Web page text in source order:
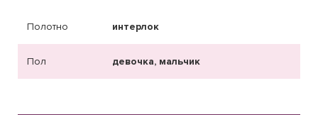
Полотно интерлок
Пол девочка, мальчик